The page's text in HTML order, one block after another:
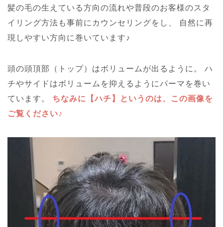
髪の毛の生えている方向の流れや普段のお客様のスタ
イリング方法も事前にカウンセリングをし、
自然に再
現しやすい方向に巻いています♪
頭の頭頂部（トップ）はボリュームが出るように。
ハ
チやサイドはボリュームを抑えるようにパーマを巻い
ています。
ちなみに【ハチ】というのは、この画像を
ご覧ください♪